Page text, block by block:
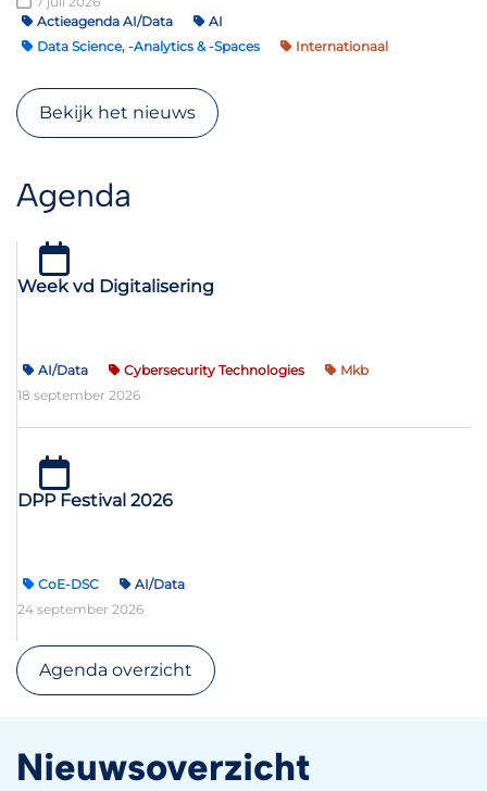
Actieagenda AI/Data
AI
Data Science, -Analytics & -Spaces
Internationaal
Bekijk het nieuws
Agenda
Week vd Digitalisering
AI/Data Cybersecurity Technologies
Mkb
18 september 2026
DPP Festival 2026
CoE-DSC
AI/Data
24 september 2026
Agenda overzicht
Nieuwsoverzicht